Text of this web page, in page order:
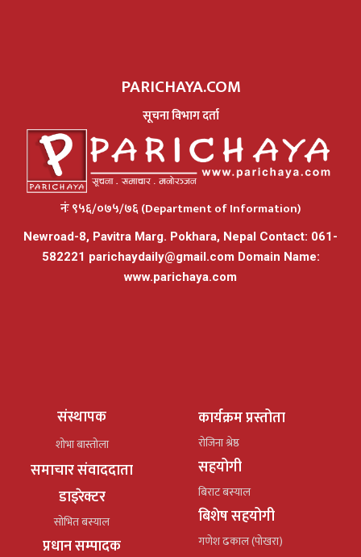
PARICHAYA.COM
सूचना विभाग दर्ता
नंः ९५६/०७५/७६ (Department of Information)
Newroad-8, Pavitra Marg. Pokhara, Nepal Contact: 061-
582221 parichaydaily@gmail.comDomain Name:
www.parichaya.com
संस्थापक
शोभा बास्तोला
समाचार संवाददाता
डाइरेक्टर
सोभित बस्याल
प्रधान सम्पादक
कार्यक्रम प्रस्तोता
रोजिना श्रेष्ठ
सहयोगी
बिराट बस्याल
बिशेष सहयोगी
गणेश ढकाल (पोखरा)